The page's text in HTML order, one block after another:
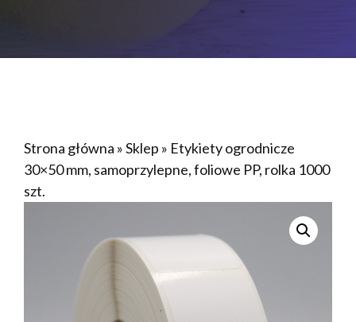
Strona główna »Sklep » Etykiety ogrodnicze
30×50 mm, samoprzylepne, foliowe PP, rolka 1000
szt.